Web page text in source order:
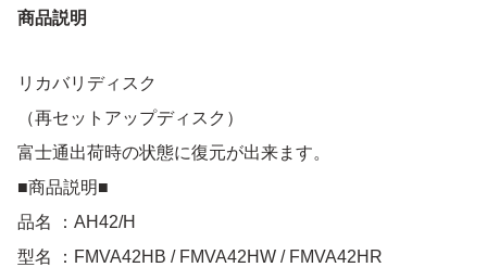
商品説明
リカバリディスク
（再セットアップディスク）
富士通出荷時の状態に復元が出来ます。
■商品説明■
品名 ：AH42/H
型名 ：FMVA42HB / FMVA42HW / FMVA42HR